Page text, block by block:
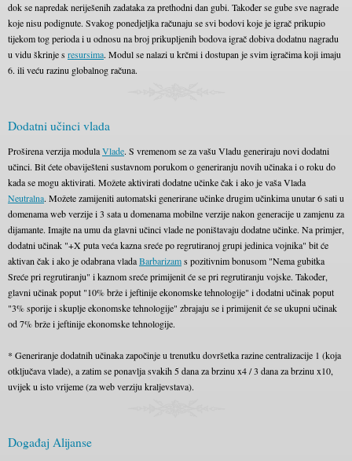
dok se napredak neriješenih zadataka za prethodni dan gubi. Također se gube sve nagrade
koje nisu podignute. Svakog ponedjeljka računaju se svi bodovi koje je igrač prikupio
tijekom tog perioda i u odnosu na broj prikupljenih bodova igrač dobiva dodatnu nagradu
u vidu škrinje s resursima. Modul se nalazi u krčmi i dostupan je svim igračima koji imaju
6. ili veću razinu globalnog računa.
Dodatni učinci vlada
Proširena verzija modulaVlade. S vremenom se za vašu Vladu generiraju novi dodatni
učinci. Bit ćete obaviješteni sustavnom porukom o generiranju novih učinaka i o roku do
kada se mogu aktivirati. Možete aktivirati dodatne učinke čak i ako je vaša Vlada
Neutralna. Možete zamijeniti automatski generirane učinke drugim učinkima unutar 6 sati u
domenama web verzije i 3 sata u domenama mobilne verzije nakon generacije u zamjenu za
dijamante. Imajte na umu da glavni učinci vlade ne poništavaju dodatne učinke. Na primjer,
dodatni učinak "+X puta veća kazna sreće po regrutiranoj grupi jedinica vojnika" bit će
aktivan čak i ako je odabrana vladaBarbarizams pozitivnim bonusom "Nema gubitka
Sreće pri regrutiranju" i kaznom sreće primijenit će se pri regrutiranju vojske. Također,
glavni učinak poput "10% brže i jeftinije ekonomske tehnologije" i dodatni učinak poput
"3% sporije i skuplje ekonomske tehnologije" zbrajaju se i primijenit će se ukupni učinak
od 7% brže i jeftinije ekonomske tehnologije.
* Generiranje dodatnih učinaka započinje u trenutku dovršetka razine centralizacije 1 (koja
otključava vlade), a zatim se ponavlja svakih 5 dana za brzinu x4 / 3 dana za brzinu x10,
uvijek u isto vrijeme (za web verziju kraljevstava).
Događaj Alijanse